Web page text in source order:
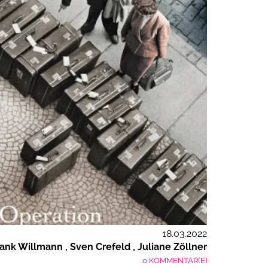
18.03.2022
Willmann
Sven Crefeld Juliane Zöllner
0 KOMMENTAR(E)